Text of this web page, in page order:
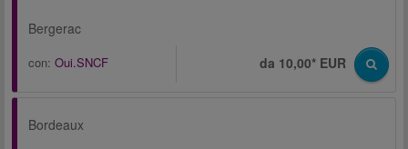
Bergerac
con: Oui.SNCF da 10,00* EUR
Bordeaux